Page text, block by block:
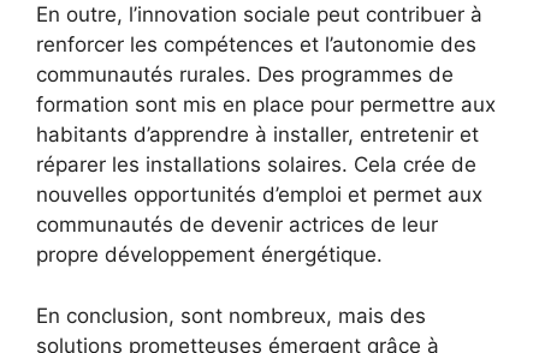
En outre, l’innovation sociale peut contribuer à
renforcer les compétences et l’autonomie des
communautés rurales. Des programmes de
formation sont mis en place pour permettre aux
habitants d’apprendre à installer, entretenir et
‌réparer⁣ les installations solaires. ‌Cela crée de
nouvelles ⁤opportunités d’emploi⁣ et​ permet aux
communautés de devenir actrices de leur
propre développement énergétique.
En conclusion, sont nombreux, ‍mais des
solutions prometteuses émergent⁣ grâce à